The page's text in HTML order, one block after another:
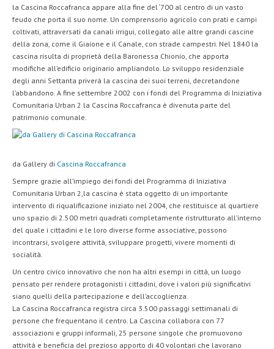
la Cascina Roccafranca appare alla fine del ‘700 al centro di un vasto
feudo che porta il suo nome. Un comprensorio agricolo con prati e campi
coltivati, attraversati da canali irrigui, collegato alle altre grandi cascine
della zona, come il Giaione e il Canale, con strade campestri. Nel 1840 la
cascina risulta di proprietà della Baronessa Chionio, che apporta
modifiche all’edificio originario ampliandolo. Lo sviluppo residenziale
degli anni Settanta priverà la cascina dei suoi terreni, decretandone
l’abbandono. A fine settembre 2002 con i fondi del Programma di Iniziativa
Comunitaria Urban 2 la Cascina Roccafranca è divenuta parte del
patrimonio comunale.
da Gallery di Cascina Roccafranca
Sempre grazie all’impiego dei fondi del Programma di Iniziativa
Comunitaria Urban 2,la cascina è stata oggetto di un importante
intervento di riqualificazione iniziato nel 2004, che restituisce al quartiere
uno spazio di 2.500 metri quadrati completamente ristrutturato all’interno
del quale i cittadini e le loro diverse forme associative, possono
incontrarsi, svolgere attività, sviluppare progetti, vivere momenti di
socialità.
Un centro civico innovativo che non ha altri esempi in città, un luogo
pensato per rendere protagonisti i cittadini, dove i valori più significativi
siano quelli della partecipazione e dell’accoglienza.
La Cascina Roccafranca registra circa 3.500 passaggi settimanali di
persone che frequentano il centro. La Cascina collabora con 77
associazioni e gruppi informali, 25 persone singole che promuovono
attività e beneficia del prezioso apporto di 40 volontari che lavorano